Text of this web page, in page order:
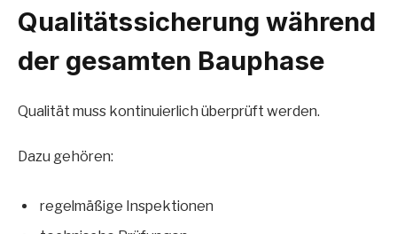
Qualitätssicherung während
der gesamten Bauphase
Qualität muss kontinuierlich überprüft werden.
Dazu gehören:
regelmäßige Inspektionen